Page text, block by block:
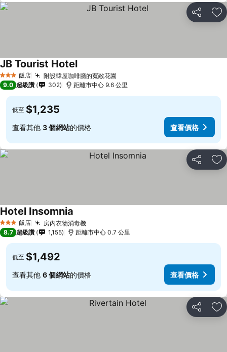
分享 加
3 星級 飯店 附設韓屋咖啡廳的寬敞花園
JB Tourist Hotel
9.0 超級讚 302 距離市中心 9.6 公里
低至 $1,235
查看其他 3 個網站的價格 查看價格
分享 加
3 星級 飯店 房內衣物消毒機
Hotel Insomnia
8.7 超級讚 1,155 距離市中心 0.7 公里
低至 $1,492
查看其他 6 個網站的價格 查看價格
分享 加